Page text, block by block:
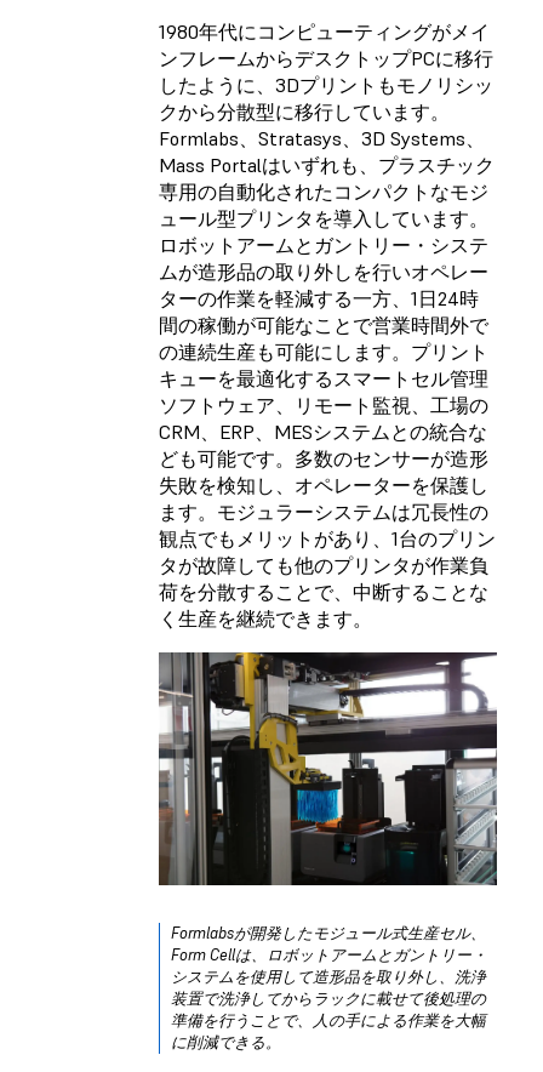
1980年代にコンピューティングがメイ
ンフレームからデスクトップPCに移行
したように、3Dプリントもモノリシッ
クから分散型に移行しています。
Formlabs、Stratasys、3D Systems、
Mass Portalはいずれも、プラスチック
専用の自動化されたコンパクトなモジ
ュール型プリンタを導入しています。
ロボットアームとガントリー・システ
ムが造形品の取り外しを行いオペレー
ターの作業を軽減する一方、1日24時
間の稼働が可能なことで営業時間外で
の連続生産も可能にします。プリント
キューを最適化するスマートセル管理
ソフトウェア、リモート監視、工場の
CRM、ERP、MESシステムとの統合な
ども可能です。多数のセンサーが造形
失敗を検知し、オペレーターを保護し
ます。モジュラーシステムは冗長性の
観点でもメリットがあり、1台のプリン
タが故障しても他のプリンタが作業負
荷を分散することで、中断することな
く生産を継続できます。
Formlabsが開発したモジュール式生産セル、
Form Cellは、ロボットアームとガントリー・
システムを使用して造形品を取り外し、洗浄
装置で洗浄してからラックに載せて後処理の
準備を行うことで、人の手による作業を大幅
に削減できる。